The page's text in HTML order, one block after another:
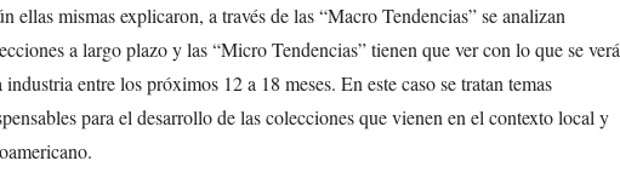
ellas mismas explicaron, a través de las “Macro Tendencias” se analizan
a largo plazo y las “Micro Tendencias” tienen que ver con lo que se verá
industria entre los próximos 12 a 18 meses. En este caso se tratan temas
para el desarrollo de las colecciones que vienen en el contexto local y